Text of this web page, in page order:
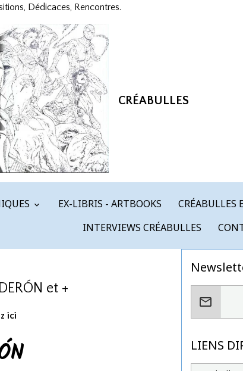
Dédicaces, Rencontres.
CRÉABULLES
EX-LIBRIS - ARTBOOKS
CRÉABULLES
INTERVIEWS CRÉABULLES
et +
ici
LIENS